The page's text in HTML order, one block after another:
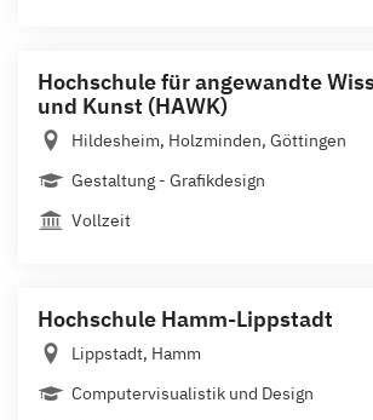
Hochschule für angewandte
und Kunst (HAWK)
Hildesheim, Holzminden, Göttingen
Gestaltung - Grafikdesign
Vollzeit
Hochschule Hamm-Lippstadt
Lippstadt, Hamm
Computervisualistik und Design